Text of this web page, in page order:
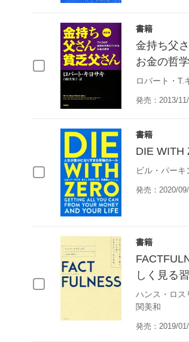
書籍
金持ち父
お金の哲学
ロバート・T.
発売：2013/
書籍
DIE WITH
ビル・パーキ
発売：2020/
書籍
しく見る
ハンス・ロス
関美和
発売：2019/